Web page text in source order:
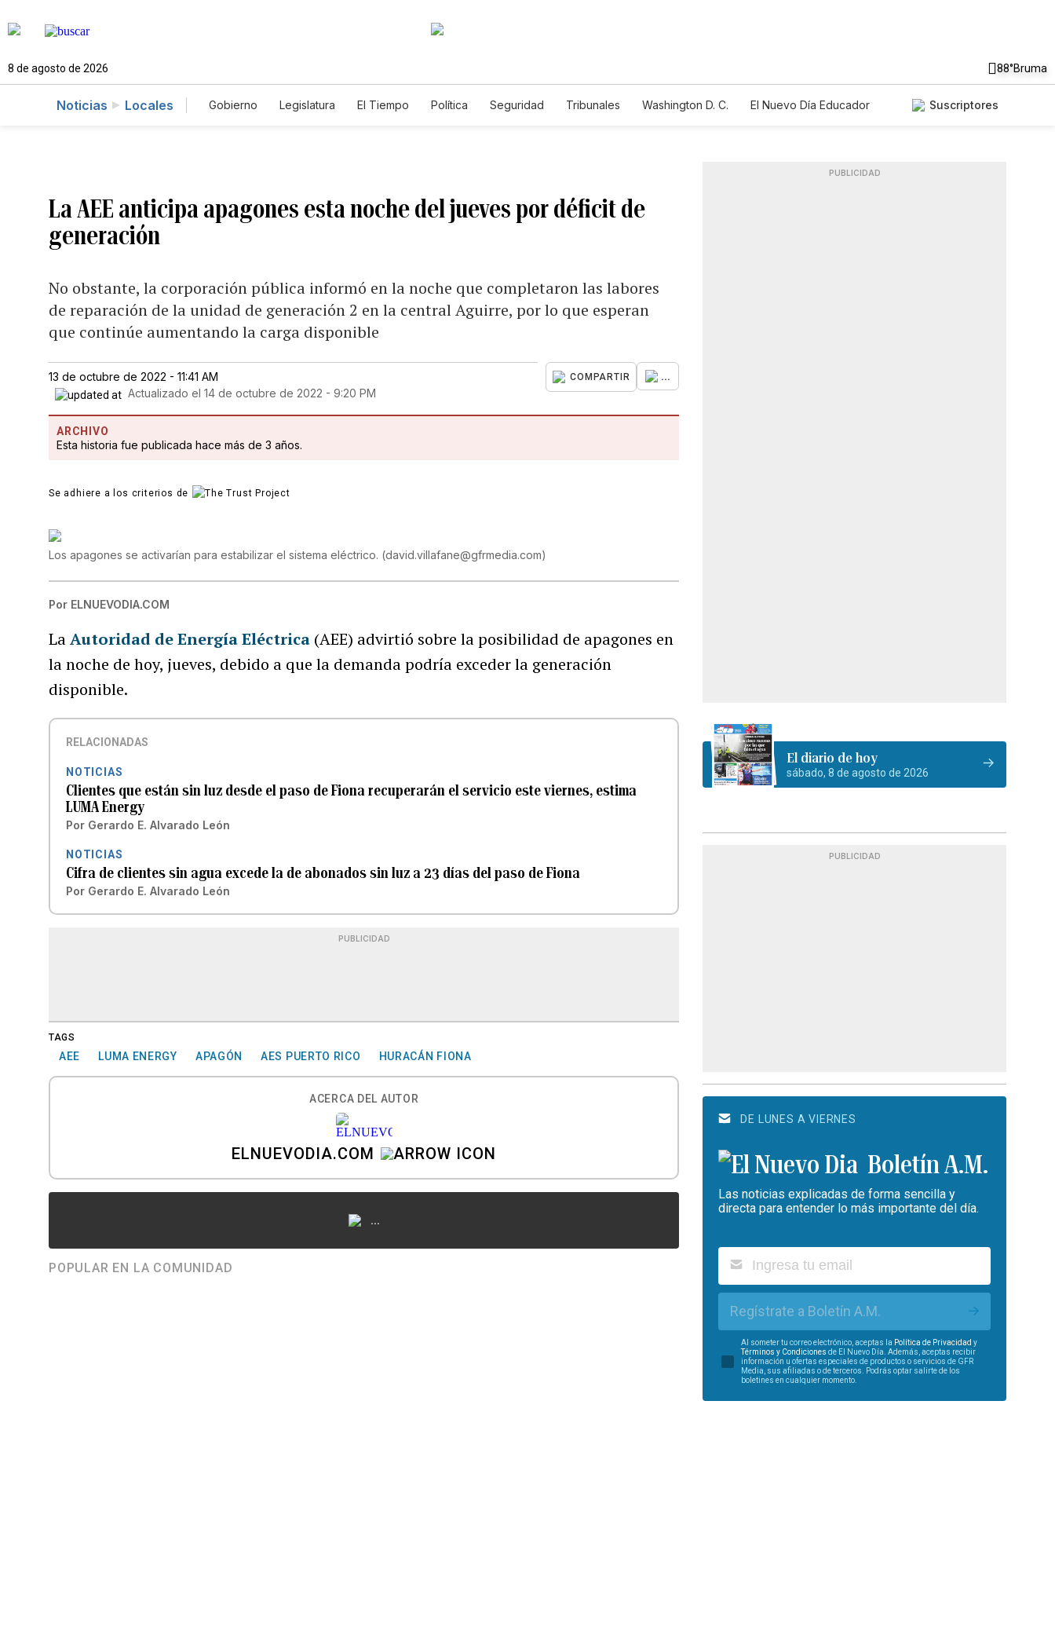
8 de agosto de 2026 88°Bruma
Noticias Locales Gobierno Legislatura El Tiempo Política Seguridad Tribunales Washington D. C.
El Nuevo Día Educador
Suscriptores
La AEE anticipa apagones esta noche del jueves por déficit de
generación
No obstante, la corporación pública informó en la noche que completaron las labores
de reparación de la unidad de generación 2 en la central Aguirre, por lo que esperan
que continúe aumentando la carga disponible
13 de octubre de 2022 - 11:41 AM
Actualizado el14 de octubre de 2022 - 9:20 PM
COMPARTIR ...
ARCHIVO
Esta historia fue publicada hace más de 3 años.
Se adhiere a los criterios de
Los apagones se activarían para estabilizar el sistema eléctrico. (david.villafane@gfrmedia.com)
Por ELNUEVODIA.COM
LaAutoridad de Energía Eléctrica (AEE) advirtió sobre la posibilidad de apagones en
la noche de hoy, jueves, debido a que la demanda podría exceder la generación
disponible.
RELACIONADAS
NOTICIAS
Clientes que están sin luz desde el paso de Fiona recuperarán el servicio este viernes, estima
LUMA Energy
Por Gerardo E. Alvarado León
NOTICIAS
Cifra de clientes sin agua excede la de abonados sin luz a 23 días del paso de Fiona
Por Gerardo E. Alvarado León
PUBLICIDAD
TAGS
AEE LUMA ENERGY APAGÓN AES PUERTO RICO HURACÁN FIONA
ACERCA DEL AUTOR
ELNUEVODIA.COM
...
POPULAR EN LA COMUNIDAD
PUBLICIDAD
El diario de hoy
sábado, 8 de agosto de 2026
PUBLICIDAD
DE LUNES A VIERNES
Boletín A.M.
Las noticias explicadas de forma sencilla y
directa para entender lo más importante del día.
Regístrate a Boletín A.M.
Al someter tu correo electrónico, aceptas la Política de Privacidad y
Términos y Condiciones de El Nuevo Día. Además, aceptas recibir
información u ofertas especiales de productos o servicios de GFR
Media, sus afiliadas o de terceros. Podrás optar salirte de los
boletines en cualquier momento.